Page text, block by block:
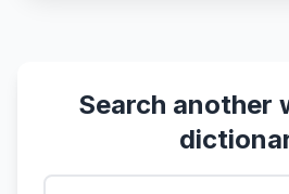
Search another